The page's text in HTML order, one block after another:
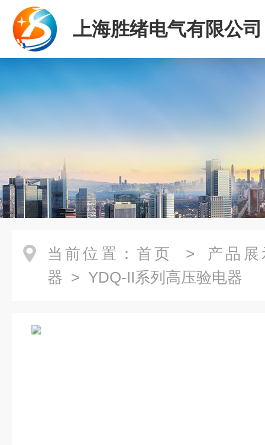
上海胜绪电气有限公司
当前位置： 首页 > 产品展
器 > YDQ-II系列高压验电器